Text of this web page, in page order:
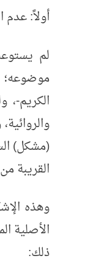
أولاً:
لم
موضوعه؛
الكريم-
(مشكل)
القريبة
وهذه
الأصلية
ذلك: